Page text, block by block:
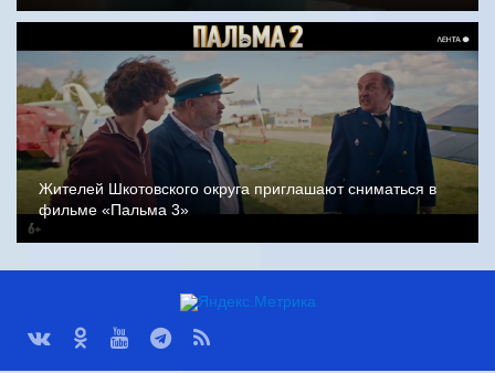
Жителей Шкотовского округа приглашают сниматься в
фильме «Пальма 3»